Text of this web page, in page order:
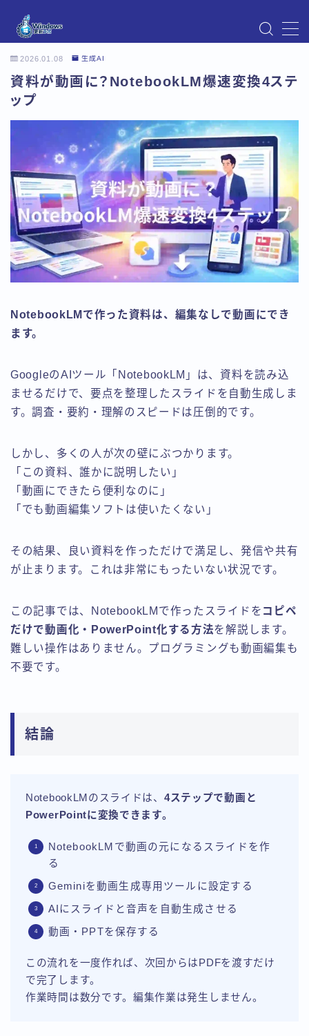
Instagram
Windows Updateの不具合・エラー対処法まとめ
【Windows11対応】
お問い合わせ
デモプリセット記事 Part07
トップページ
プライバシーポリシー
プロフィール
メニュー
利用規約／特定商取引法に基づく表記
有料記事の決済完了ページ
運営者情報
2026.01.08 生成AI
資料が動画に？NotebookLM爆速変換4ステ
ップ
NotebookLMで作った資料は、編集なしで動画にでき
ます。
GoogleのAIツール「NotebookLM」は、資料を読み込
ませるだけで、要点を整理したスライドを自動生成しま
す。調査・要約・理解のスピードは圧倒的です。
しかし、多くの人が次の壁にぶつかります。
「この資料、誰かに説明したい」
「動画にできたら便利なのに」
「でも動画編集ソフトは使いたくない」
その結果、良い資料を作っただけで満足し、発信や共有
が止まります。これは非常にもったいない状況です。
この記事では、NotebookLMで作ったスライドを コピペ
だけで動画化・PowerPoint化する方法を解説します。
難しい操作はありません。プログラミングも動画編集も
不要です。
結論
NotebookLMのスライドは、 4ステップで動画と
PowerPointに変換できます。
NotebookLMで動画の元になるスライドを作
る
Geminiを動画生成専用ツールに設定する
AIにスライドと音声を自動生成させる
動画・PPTを保存する
この流れを一度作れば、次回からはPDFを渡すだけ
で完了します。
作業時間は数分です。編集作業は発生しません。